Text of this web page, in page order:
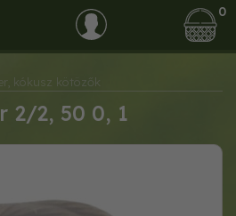
0
kókusz kötözők
2/2, 50 0, 1